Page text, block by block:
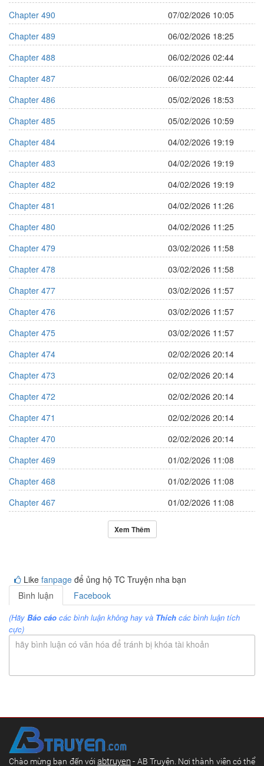
Chapter 490
07/02/2026 10:05
Chapter 489
06/02/2026 18:25
Chapter 488
06/02/2026 02:44
Chapter 487
06/02/2026 02:44
Chapter 486
05/02/2026 18:53
Chapter 485
05/02/2026 10:59
Chapter 484
04/02/2026 19:19
Chapter 483
04/02/2026 19:19
Chapter 482
04/02/2026 19:19
Chapter 481
04/02/2026 11:26
Chapter 480
04/02/2026 11:25
Chapter 479
03/02/2026 11:58
Chapter 478
03/02/2026 11:58
Chapter 477
03/02/2026 11:57
Chapter 476
03/02/2026 11:57
Chapter 475
03/02/2026 11:57
Chapter 474
02/02/2026 20:14
Chapter 473
02/02/2026 20:14
Chapter 472
02/02/2026 20:14
Chapter 471
02/02/2026 20:14
Chapter 470
02/02/2026 20:14
Chapter 469
01/02/2026 11:08
Chapter 468
01/02/2026 11:08
Chapter 467
01/02/2026 11:08
Xem Thêm
Like fanpage để ủng hộ TC Truyện nha bạn
Bình luận
Facebook
(Hãy Báo cáo các bình luận không hay và Thích các bình luận tích
cực)
hãy bình luận có văn hóa để tránh bị khóa tài khoản
Chào mừng bạn đến vớiabtruyen- AB Truyện. Nơi thành viên có thể